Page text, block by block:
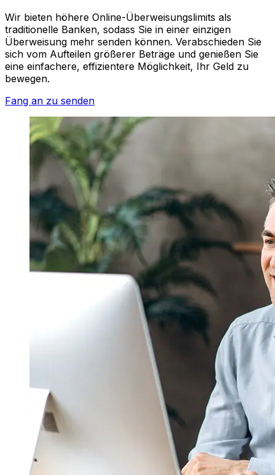
Wir bieten höhere Online-Überweisungslimits als
traditionelle Banken, sodass Sie in einer einzigen
Überweisung mehr senden können. Verabschieden Sie
sich vom Aufteilen größerer Beträge und genießen Sie
eine einfachere, effizientere Möglichkeit, Ihr Geld zu
bewegen.
Fang an zu senden